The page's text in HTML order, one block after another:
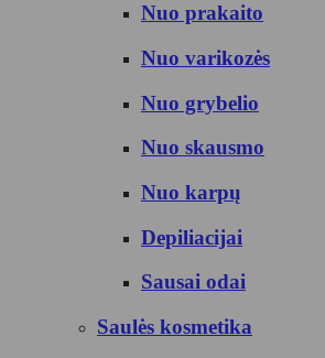
Nuo prakaito
Nuo varikozės
Nuo grybelio
Nuo skausmo
Nuo karpų
Depiliacijai
Sausai odai
Saulės kosmetika